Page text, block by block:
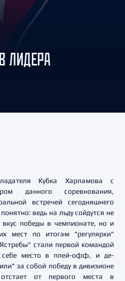
ЛИДЕРА
Кубка Харламова с
данного соревнования,
встречей сегодняшнего
ведь на льду сойдутся не
победы в чемпионате, но и
мест по итогам "регулярки"
стали первой командой
себе место в плей-офф, и де-
за собой победу в дивизионе
от первого места в